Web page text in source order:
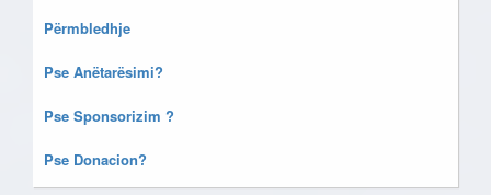
Përmbledhje
Pse Anëtarësimi?
Pse Sponsorizim ?
Pse Donacion?